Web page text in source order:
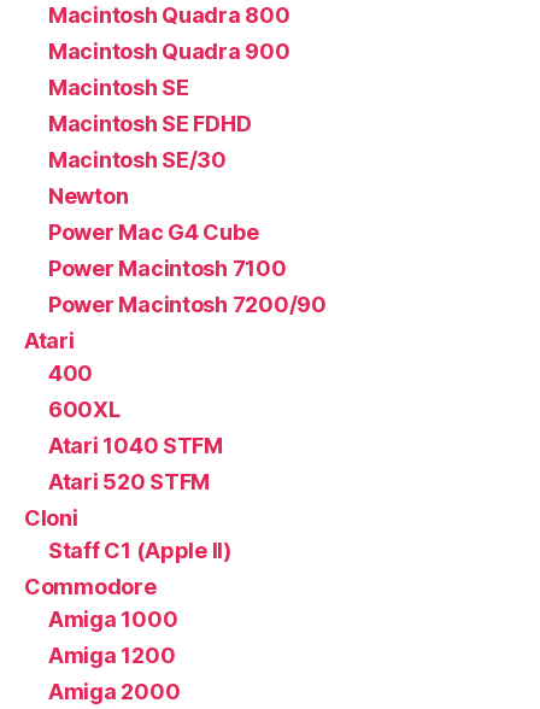
Macintosh Quadra 800
Macintosh Quadra 900
Macintosh SE
Macintosh SE FDHD
Macintosh SE/30
Newton
Power Mac G4 Cube
Power Macintosh 7100
Power Macintosh 7200/90
Atari
400
600XL
Atari 1040 STFM
Atari 520 STFM
Cloni
Staff C1 (Apple II)
Commodore
Amiga 1000
Amiga 1200
Amiga 2000